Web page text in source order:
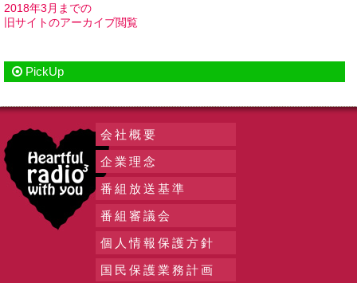
2018年3月までの
旧サイトのアーカイブ閲覧
PickUp
会社概要
企業理念
番組放送基準
番組審議会
個人情報保護方針
国民保護業務計画